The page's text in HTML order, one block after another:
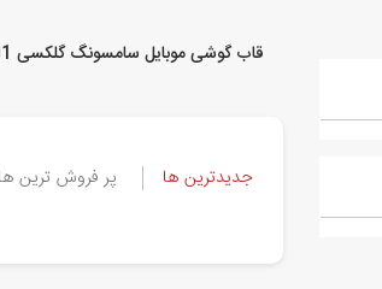
قاب گوشی موبایل سامسونگ گلکسی M01
جدیدترین ها پر فروش ترین ها